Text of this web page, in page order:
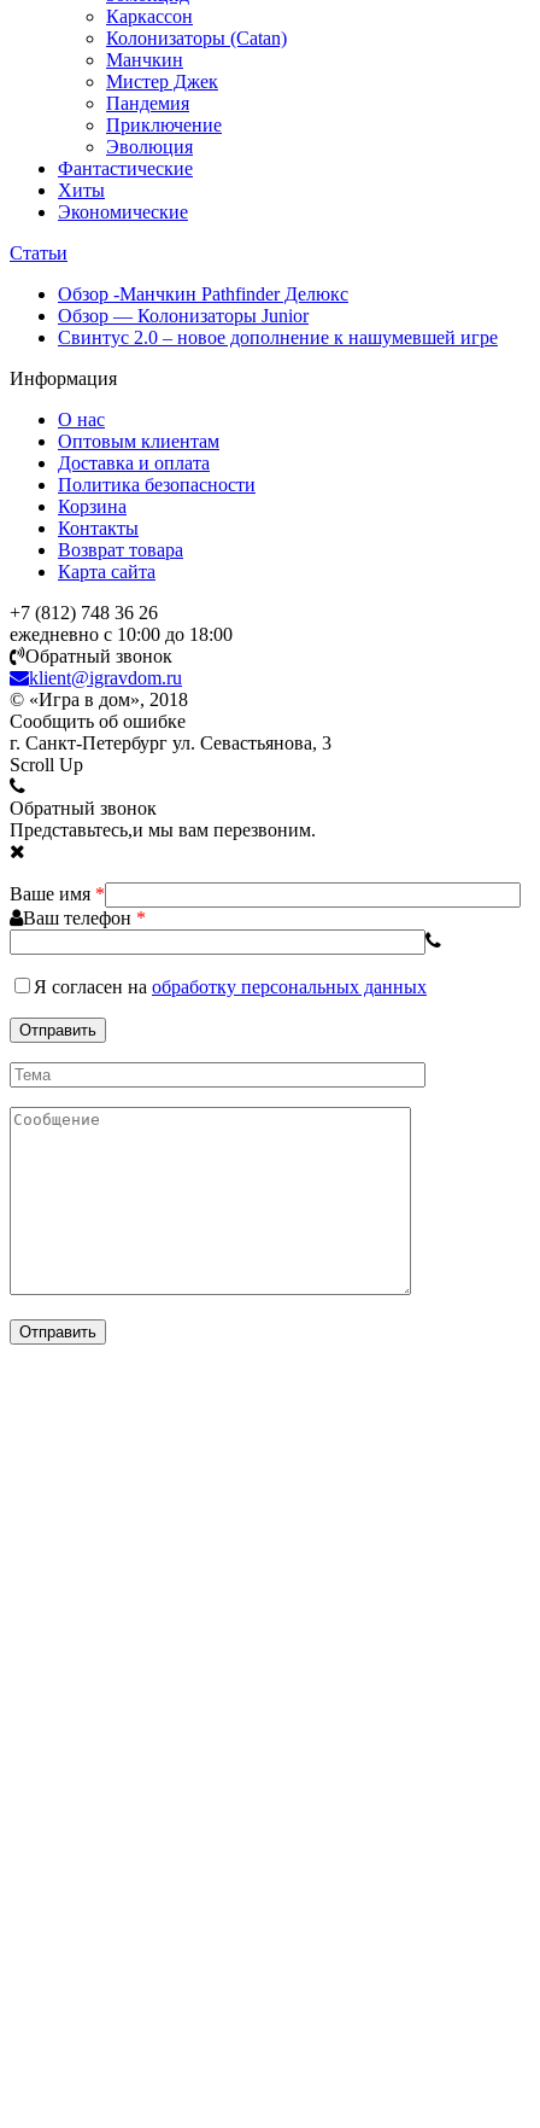
Каркассон
Колонизаторы (Catan)
Манчкин
Мистер Джек
Пандемия
Приключение
Эволюция
Фантастические
Хиты
Экономические
Статьи
Обзор -Манчкин Pathfinder Делюкс
Обзор — Колонизаторы Junior
Свинтус 2.0 – новое дополнение к нашумевшей игре
Информация
О нас
Оптовым клиентам
Доставка и оплата
Политика безопасности
Корзина
Контакты
Возврат товара
Карта сайта
+7 (812) 748 36 26
ежедневно с 10:00 до 18:00
Обратный звонок
klient@igravdom.ru
© «Игра в дом», 2018
Сообщить об ошибке
г. Санкт-Петербург ул. Севастьянова, 3
Scroll Up
Обратный звонок
Представьтесь,и мы вам перезвоним.
Ваше имя *
Ваш телефон *
Я согласен на обработку персональных данных